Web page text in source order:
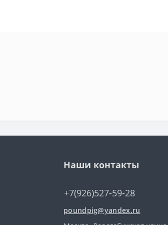
Наши контакты
+7(926)527-59-28
poundpig@yandex.ru